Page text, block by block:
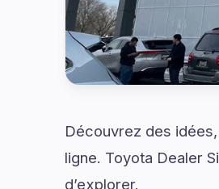
Découvrez des
ligne. Toyota Dealer
d’explorer.